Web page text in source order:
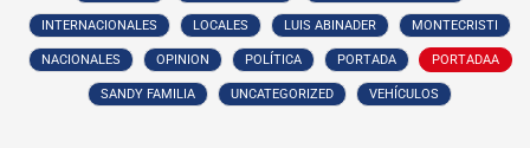
INTERNACIONALES LOCALES LUIS ABINADER MONTECRISTI
NACIONALES OPINION POLÍTICA PORTADA PORTADAA
SANDY FAMILIA UNCATEGORIZED VEHÍCULOS